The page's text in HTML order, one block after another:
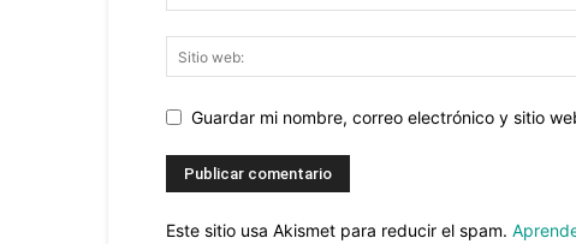
Guardar mi nombre, correo electrónico y sitio
Este sitio usa Akismet para reducir el spam.